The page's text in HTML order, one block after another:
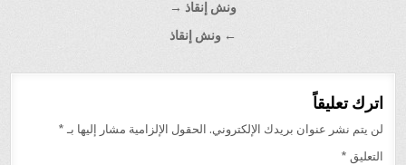
ونش إنقاذ →
← ونش إنقاذ
اترك تعليقاً
لن يتم نشر عنوان بريدك الإلكتروني. الحقول الإلزامية مشار إليها بـ *
التعليق *